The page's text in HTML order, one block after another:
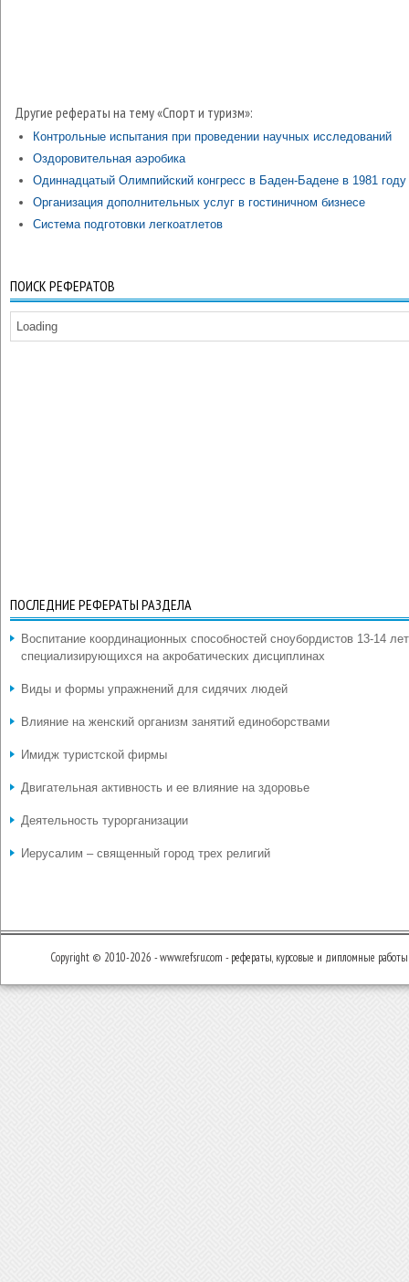
Другие рефераты на тему «Спорт и туризм»:
Контрольные испытания при проведении научных исследований
Оздоровительная аэробика
Одиннадцатый Олимпийский конгресс в Баден-Бадене в 1981 году
Организация дополнительных услуг в гостиничном бизнесе
Система подготовки легкоатлетов
ПОИСК РЕФЕРАТОВ
Loading
ПОСЛЕДНИЕ РЕФЕРАТЫ РАЗДЕЛА
Воспитание координационных способностей сноубордистов 13-14
специализирующихся на акробатических дисциплинах
Виды и формы упражнений для сидячих людей
Влияние на женский организм занятий единоборствами
Имидж туристской фирмы
Двигательная активность и ее влияние на здоровье
Деятельность турорганизации
Иерусалим – священный город трех религий
Copyright © 2010-2026 - www.refsru.com - рефераты, курсовые и дипломные работы